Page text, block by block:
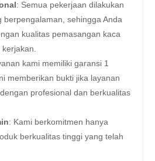
: Semua pekerjaan dilakukan
berpengalaman, sehingga Anda
kualitas pemasangan kaca
kerjakan.
kami memiliki garansi 1
memberikan bukti jika layanan
profesional dan berkualitas
: Kami berkomitmen hanya
berkualitas tinggi yang telah